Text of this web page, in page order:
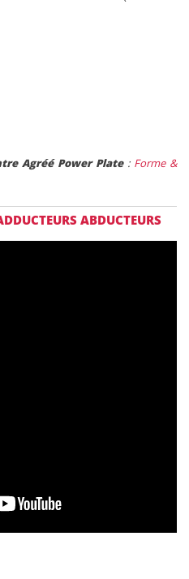
Agréé Power Plate: Forme &
ABDUCTEURS